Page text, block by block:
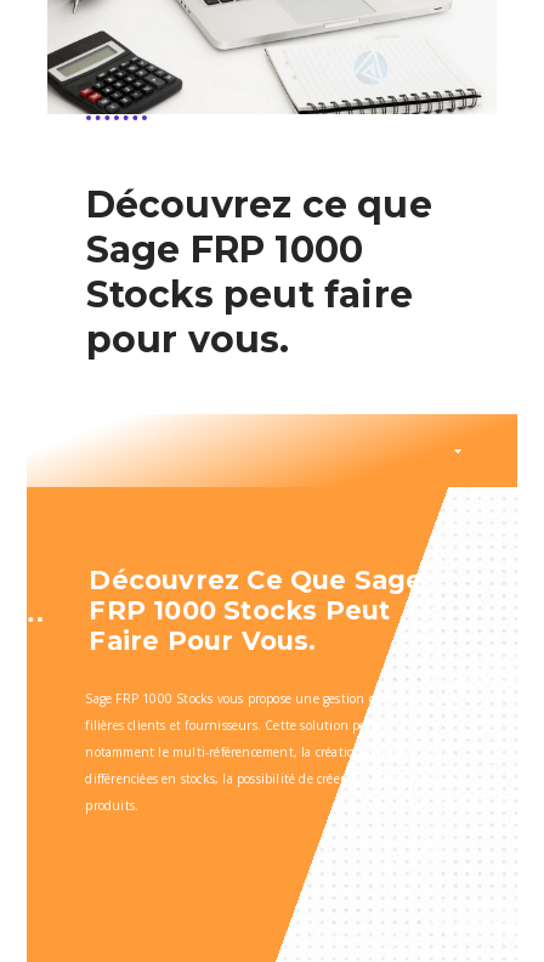
Découvrez ce que
Sage FRP 1000
Stocks peut faire
pour vous.
Découvrez Ce Que Sage
FRP 1000 Stocks Peut
Faire Pour Vous.
Sage FRP 1000 Stocks vous propose une gestion dynamique des
filières clients et fournisseurs. Cette solution permet
notamment le multi-référencement, la création d’unités
différenciées en stocks, la possibilité de créer des hiérarchies
produits.